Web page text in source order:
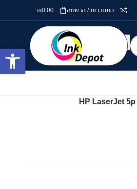
התחברות / הרשמה ₪0.00
פתח